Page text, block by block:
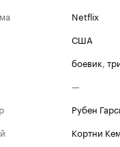
Netflix
США
боевик,
—
Рубен
Кортни